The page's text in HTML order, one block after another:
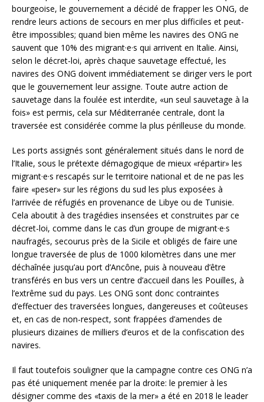
bourgeoise, le gouvernement a décidé de frapper les ONG, de
rendre leurs actions de secours en mer plus difficiles et peut-
être impossibles; quand bien même les navires des ONG ne
sauvent que 10% des migrant·e·s qui arrivent en Italie. Ainsi,
selon le décret-loi, après chaque sauvetage effectué, les
navires des ONG doivent immédiatement se diriger vers le port
que le gouvernement leur assigne. Toute autre action de
sauvetage dans la foulée est interdite, «un seul sauvetage à la
fois» est permis, cela sur Méditerranée centrale, dont la
traversée est considérée comme la plus périlleuse du monde.
Les ports assignés sont généralement situés dans le nord de
l’Italie, sous le prétexte démagogique de mieux «répartir» les
migrant·e·s rescapés sur le territoire national et de ne pas les
faire «peser» sur les régions du sud les plus exposées à
l’arrivée de réfugiés en provenance de Libye ou de Tunisie.
Cela aboutit à des tragédies insensées et construites par ce
décret-loi, comme dans le cas d’un groupe de migrant·e·s
naufragés, secourus près de la Sicile et obligés de faire une
longue traversée de plus de 1000 kilomètres dans une mer
déchaînée jusqu’au port d’Ancône, puis à nouveau d’être
transférés en bus vers un centre d’accueil dans les Pouilles, à
l’extrême sud du pays. Les ONG sont donc contraintes
d’effectuer des traversées longues, dangereuses et coûteuses
et, en cas de non-respect, sont frappées d’amendes de
plusieurs dizaines de milliers d’euros et de la confiscation des
navires.
Il faut toutefois souligner que la campagne contre ces ONG n’a
pas été uniquement menée par la droite: le premier à les
désigner comme des «taxis de la mer» a été en 2018 le leader